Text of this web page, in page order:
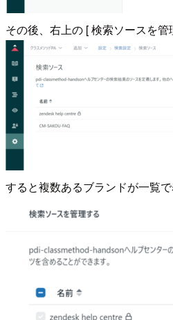
その後、右上の [ 検索ソースを管
すると複数あるブランドが一覧